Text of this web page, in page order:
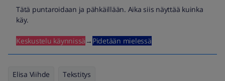
Tätä puntaroidaan ja pähkäillään. Aika siis näyttää kuinka
käy.
Keskustelu käynnissä → Pidetään mielessä
Elisa Viihde Tekstitys